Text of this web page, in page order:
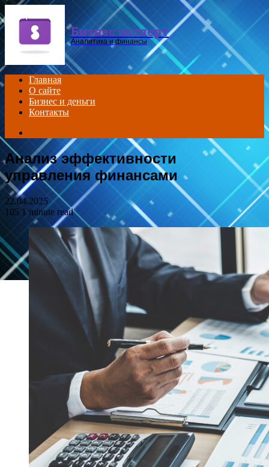
Бизнес эксперт
Аналитика и финансы
Главная
О сайте
Бизнес и деньги
Контакты
Анализ эффективности
управления финансами
22.04.2025
105 1 minute read